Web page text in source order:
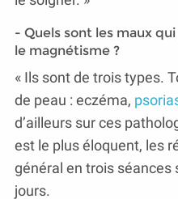
- Quels sont les maux
le magnétisme ?
« Ils sont de trois types.
de peau : eczéma,
d’ailleurs sur ces
est le plus éloquent, les
général en trois séances
jours.